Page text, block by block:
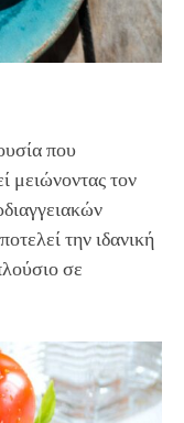
που
μειώνοντας τον
την ιδανική
σε